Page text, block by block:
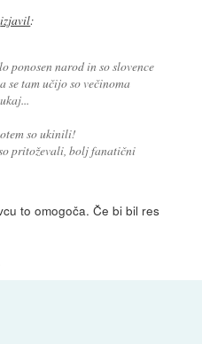
izjavil:
ponosen narod in so slovence
se tam učijo so večinoma
so ukinili!
pritoževali, bolj fanatični
to omogoča. Če bi bil res